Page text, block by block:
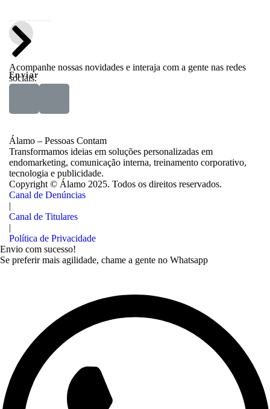
Enviar
Acompanhe nossas novidades e interaja com a gente nas redes
sociais.
Álamo – Pessoas Contam
Transformamos ideias em soluções personalizadas em
endomarketing, comunicação interna, treinamento corporativo,
tecnologia e publicidade.
Copyright © Álamo 2025. Todos os direitos reservados.
Canal de Denúncias
|
Canal de Titulares
|
Política de Privacidade
Envio com sucesso!
Se preferir mais agilidade, chame a gente no Whatsapp